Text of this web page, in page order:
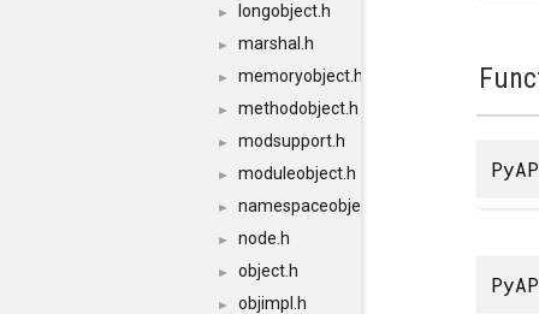
► longobject.h
► marshal.h
► memoryobject.h
► methodobject.h
► modsupport.h
► moduleobject.h
► namespaceobject.h
► node.h
► object.h
► objimpl.h